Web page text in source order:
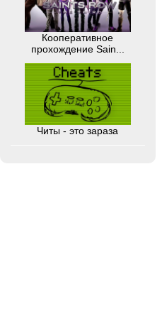
Кооперативное
прохождение Sain...
Читы - это зараза